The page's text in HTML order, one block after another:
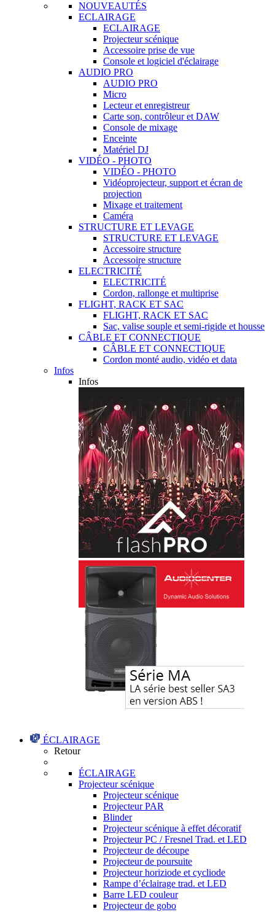
NOUVEAUTÉS
ECLAIRAGE
ECLAIRAGE
Projecteur scénique
Accessoire prise de vue
Console et logiciel d'éclairage
AUDIO PRO
AUDIO PRO
Micro
Lecteur et enregistreur
Carte son, contrôleur et DAW
Console de mixage
Enceinte
Matériel DJ
VIDÉO - PHOTO
VIDÉO - PHOTO
Vidéoprojecteur, support et écran de
projection
Mixage et traitement
Caméra
STRUCTURE ET LEVAGE
STRUCTURE ET LEVAGE
Accessoire structure
Accessoire structure
ELECTRICITÉ
ELECTRICITÉ
Cordon, rallonge et multiprise
FLIGHT, RACK ET SAC
FLIGHT, RACK ET SAC
Sac, valise souple et semi-rigide et housse
CÂBLE ET CONNECTIQUE
CÂBLE ET CONNECTIQUE
Cordon monté audio, vidéo et data
Infos
Infos
ÉCLAIRAGE
Retour
ÉCLAIRAGE
Projecteur scénique
Projecteur scénique
Projecteur PAR
Blinder
Projecteur scénique à effet décoratif
Projecteur PC / Fresnel Trad. et LED
Projecteur de découpe
Projecteur de poursuite
Projecteur horiziode et cycliode
Rampe d’éclairage trad. et LED
Barre LED couleur
Projecteur de gobo